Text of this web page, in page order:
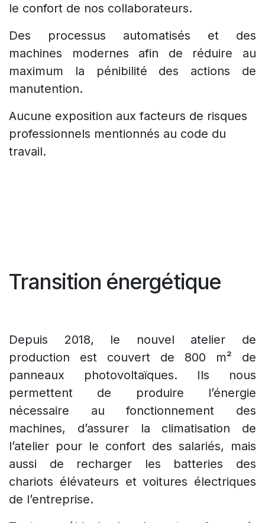
le confort de nos collaborateurs.
Des processus automatisés et des
machines modernes afin de réduire au
maximum la pénibilité des actions de
manutention.
Aucune exposition aux facteurs de risques
professionnels mentionnés au code du
travail.
Transition énergétique
Depuis 2018, le nouvel atelier de
production est couvert de 800 m² de
panneaux photovoltaïques. Ils nous
permettent de produire l’énergie
nécessaire au fonctionnement des
machines, d’assurer la climatisation de
l’atelier pour le confort des salariés, mais
aussi de recharger les batteries des
chariots élévateurs et voitures électriques
de l’entreprise.